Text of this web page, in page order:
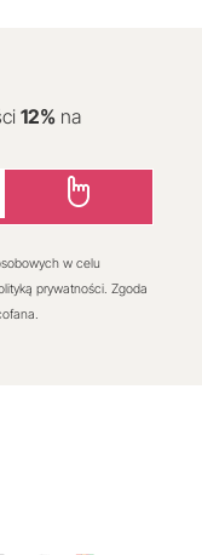
12% na
w celu
prywatności. Zgoda